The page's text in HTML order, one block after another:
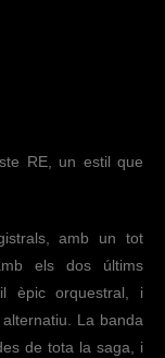
RE, un estil que
amb un tot
els dos últims
èpic orquestral, i
La banda
de tota la saga, i